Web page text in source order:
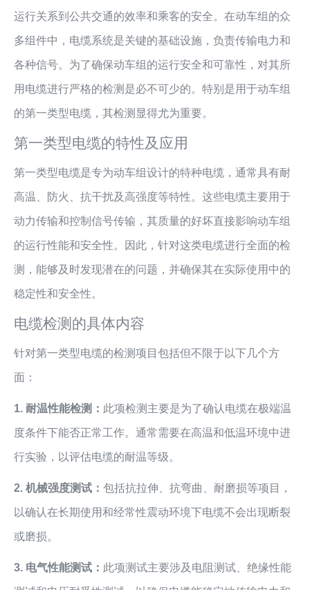
运行关系到公共交通的效率和乘客的安全。在动车组的众
多组件中，电缆系统是关键的基础设施，负责传输电力和
各种信号。为了确保动车组的运行安全和可靠性，对其所
用电缆进行严格的检测是必不可少的。特别是用于动车组
的第一类型电缆，其检测显得尤为重要。
第一类型电缆的特性及应用
第一类型电缆是专为动车组设计的特种电缆，通常具有耐
高温、防火、抗干扰及高强度等特性。这些电缆主要用于
动力传输和控制信号传输，其质量的好坏直接影响动车组
的运行性能和安全性。因此，针对这类电缆进行全面的检
测，能够及时发现潜在的问题，并确保其在实际使用中的
稳定性和安全性。
电缆检测的具体内容
针对第一类型电缆的检测项目包括但不限于以下几个方
面：
1. 耐温性能检测： 此项检测主要是为了确认电缆在极端温
度条件下能否正常工作。通常需要在高温和低温环境中进
行实验，以评估电缆的耐温等级。
2. 机械强度测试： 包括抗拉伸、抗弯曲、耐磨损等项目，
以确认在长期使用和经常性震动环境下电缆不会出现断裂
或磨损。
3. 电气性能测试： 此项测试主要涉及电阻测试、绝缘性能